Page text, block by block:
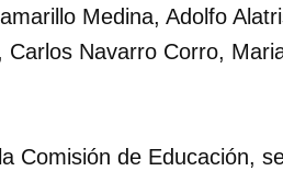
Medina, Adolfo
Navarro Corro,
Comisión de Educación,